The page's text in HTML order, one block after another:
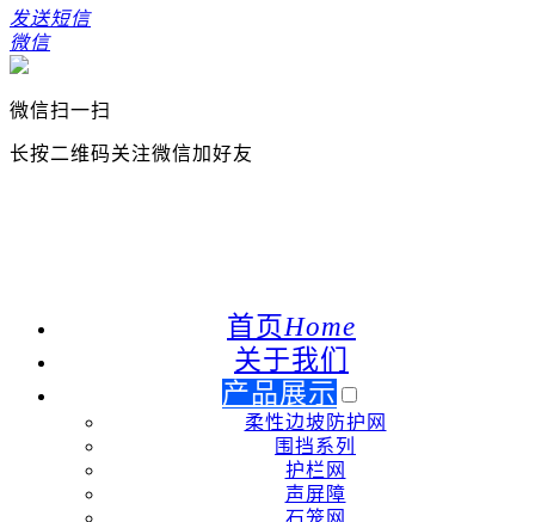
发送短信
微信
微信扫一扫
长按二维码关注微信加好友
首页Home
关于我们
产品展示
柔性边坡防护网
围挡系列
护栏网
声屏障
石笼网